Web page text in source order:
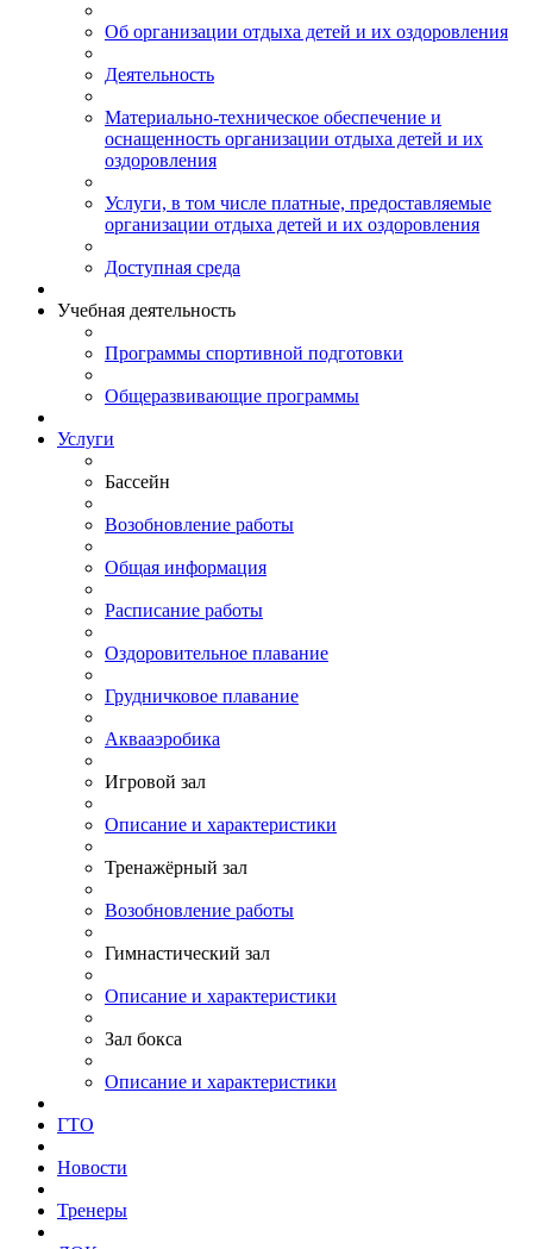
Об организации отдыха детей и их оздоровления
Деятельность
Материально-техническое обеспечение и
оснащенность организации отдыха детей и их
оздоровления
Услуги, в том числе платные, предоставляемые
организации отдыха детей и их оздоровления
Доступная среда
Учебная деятельность
Программы спортивной подготовки
Общеразвивающие программы
Услуги
Бассейн
Возобновление работы
Общая информация
Расписание работы
Оздоровительное плавание
Грудничковое плавание
Аквааэробика
Игровой зал
Описание и характеристики
Тренажёрный зал
Возобновление работы
Гимнастический зал
Описание и характеристики
Зал бокса
Описание и характеристики
ГТО
Новости
Тренеры